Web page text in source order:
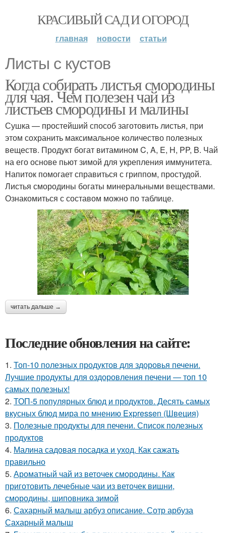
КРАСИВЫЙ САД И ОГОРОД
главная новости статьи
Листы с кустов
Когда собирать листья смородины
для чая. Чем полезен чай из
листьев смородины и малины
Сушка — простейший способ заготовить листья, при
этом сохранить максимальное количество полезных
веществ. Продукт богат витамином C, A, E, H, PP, B. Чай
на его основе пьют зимой для укрепления иммунитета.
Напиток помогает справиться с гриппом, простудой.
Листья смородины богаты минеральными веществами.
Ознакомиться с составом можно по таблице.
читать дальше →
Последние обновления на сайте:
1. Топ-10 полезных продуктов для здоровья печени.
Лучшие продукты для оздоровления печени — топ 10
самых полезных!
2. ТОП-5 популярных блюд и продуктов. Десять самых
вкусных блюд мира по мнению Expressen (Швеция)
3. Полезные продукты для печени. Список полезных
продуктов
4. Малина садовая посадка и уход. Как сажать
правильно
5. Ароматный чай из веточек смородины. Как
приготовить лечебные чаи из веточек вишни,
смородины, шиповника зимой
6. Сахарный малыш арбуз описание. Сотр арбуза
Сахарный малыш